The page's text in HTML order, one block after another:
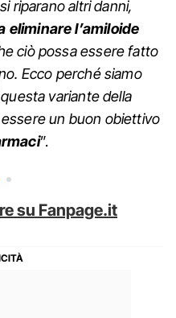
riparano altri danni,
eliminare l’amiloide
ciò possa essere fatto
Ecco perché siamo
variante della
un buon obiettivo
”.
su Fanpage.it